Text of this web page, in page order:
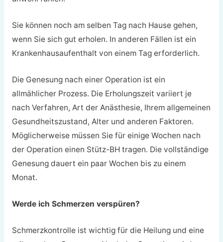
Sie können noch am selben Tag nach Hause gehen,
wenn Sie sich gut erholen. In anderen Fällen ist ein
Krankenhausaufenthalt von einem Tag erforderlich.
Die Genesung nach einer Operation ist ein
allmählicher Prozess. Die Erholungszeit variiert je
nach Verfahren, Art der Anästhesie, Ihrem allgemeinen
Gesundheitszustand, Alter und anderen Faktoren.
Möglicherweise müssen Sie für einige Wochen nach
der Operation einen Stütz-BH tragen. Die vollständige
Genesung dauert ein paar Wochen bis zu einem
Monat.
Werde ich Schmerzen verspüren?
Schmerzkontrolle ist wichtig für die Heilung und eine